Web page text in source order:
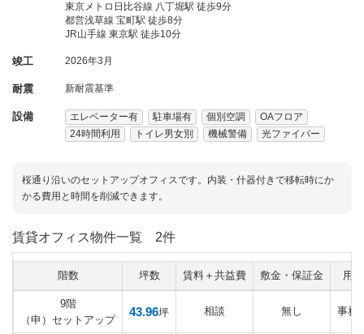
東京メトロ日比谷線 八丁堀駅 徒歩9分
都営浅草線 宝町駅 徒歩8分
JR山手線 東京駅 徒歩10分
竣工 2026年3月
耐震 新耐震基準
設備 エレベーター有 駐車場有 個別空調
OAフロア
24時間利用
トイレ男女別 機械警備 光ファイバー
桜通り沿いのセットアップオフィスです。内装・什器付きで移転時にか
かる費用と時間を削減できます。
賃貸オフィス物件一覧 2件
階数 坪数 賃料＋共益費 敷金・保証金 用途
9階
（申）セットアップ
43.96坪 相談 無し 事務